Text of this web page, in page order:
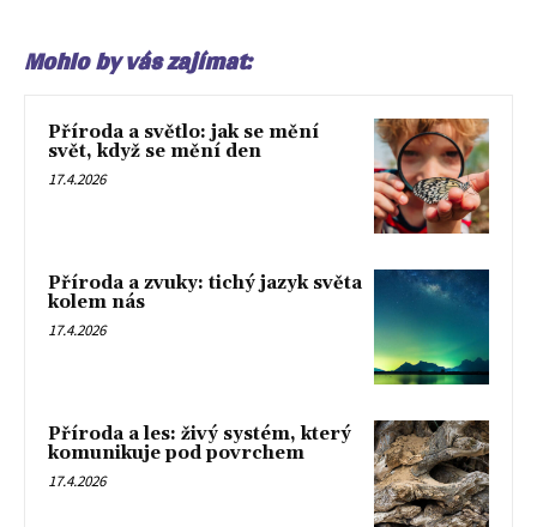
Mohlo by vás zajímat:
Příroda a světlo: jak se mění
svět, když se mění den
17.4.2026
Příroda a zvuky: tichý jazyk světa
kolem nás
17.4.2026
Příroda a les: živý systém, který
komunikuje pod povrchem
17.4.2026